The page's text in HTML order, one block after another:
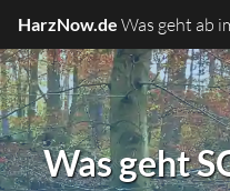
HarzNow.de Was geht ab
Was geht